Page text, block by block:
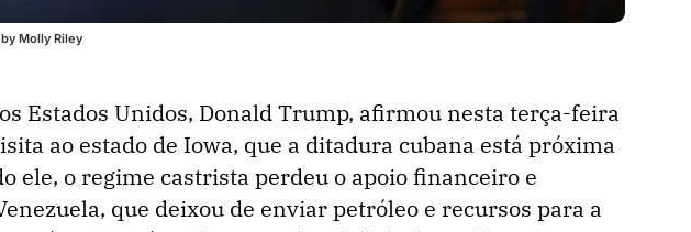
Molly Riley
Estados Unidos, Donald Trump, afirmou nesta terça-feira
ao estado de Iowa, que a ditadura cubana está próxima
ele, o regime castrista perdeu o apoio financeiro e
que deixou de enviar petróleo e recursos para a